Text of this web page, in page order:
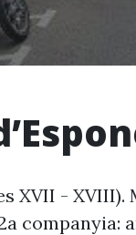
XVII -
companyia: